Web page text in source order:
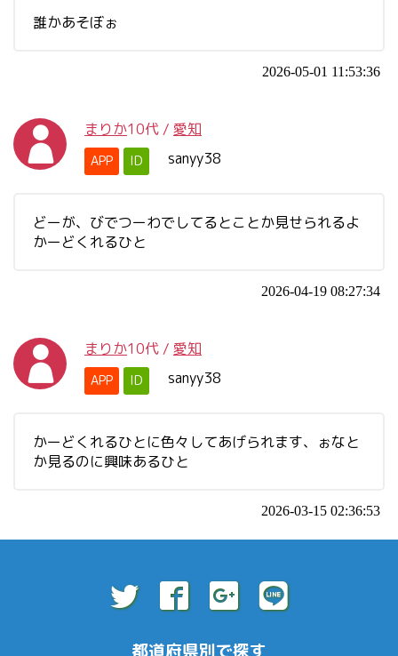
誰かあそぼぉ
2026-05-01 11:53:36
まりか10代 / 愛知
APP ID sanyy38
どーが、びでつーわでしてるとことか見せられるよ
かーどくれるひと
2026-04-19 08:27:34
まりか10代 / 愛知
APP ID sanyy38
かーどくれるひとに色々してあげられます、ぉなと
か見るのに興味あるひと
2026-03-15 02:36:53
都道府県別で探す